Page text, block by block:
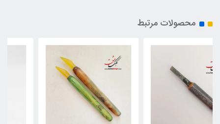
محصولات مرتبط